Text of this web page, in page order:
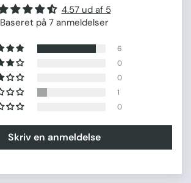
4.57 ud af 5
Baseret på 7 anmeldelser
6
0
0
1
0
Skriv en anmeldelse